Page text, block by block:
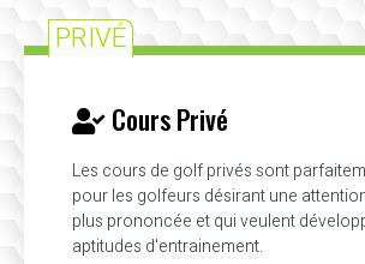
PRIVÉ
Cours Privé
Les cours de golf privés sont
pour les golfeurs désirant une
plus prononcée et qui veulent
aptitudes d'entrainement.